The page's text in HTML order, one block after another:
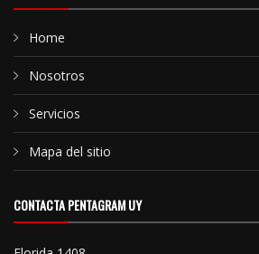
Home
Nosotros
Servicios
Mapa del sitio
CONTACTA PENTAGRAM UY